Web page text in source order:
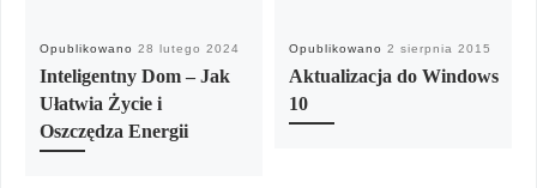
Opublikowano 28 lutego 2024
Inteligentny Dom – Jak
Ułatwia Życie i
Oszczędza Energii
Opublikowano 2 sierpnia 2015
Aktualizacja do Windows
10